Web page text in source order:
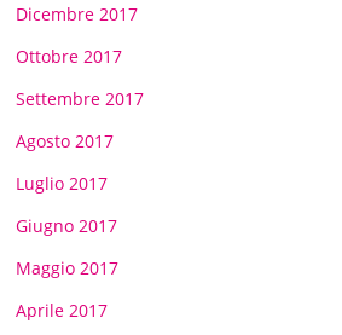
Dicembre 2017
Ottobre 2017
Settembre 2017
Agosto 2017
Luglio 2017
Giugno 2017
Maggio 2017
Aprile 2017